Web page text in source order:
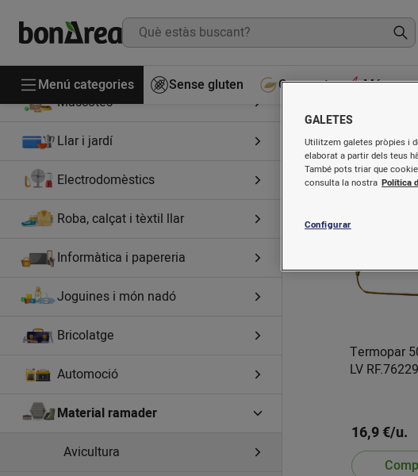
Menú categories Sense gluten Gourmet Més
Higiene i cosmètica
Perfumeria
Mascotes
Llar i jardí
Electrodomèstics
Roba, calçat i tèxtil llar
Informàtica i papereria
Joguines i món nadó
Bricolatge
Automoció
Material ramader
Avicultura
Termopar
LV
16,9 €/u.
GALETES
Utilitzem galetes pròpies i
elaborat a partir dels teus
També pots triar que
consulta la nostra Política
Configurar